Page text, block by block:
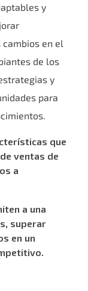
y
en el
de los
y
para
que
ventas de
a
a una
superar
en un